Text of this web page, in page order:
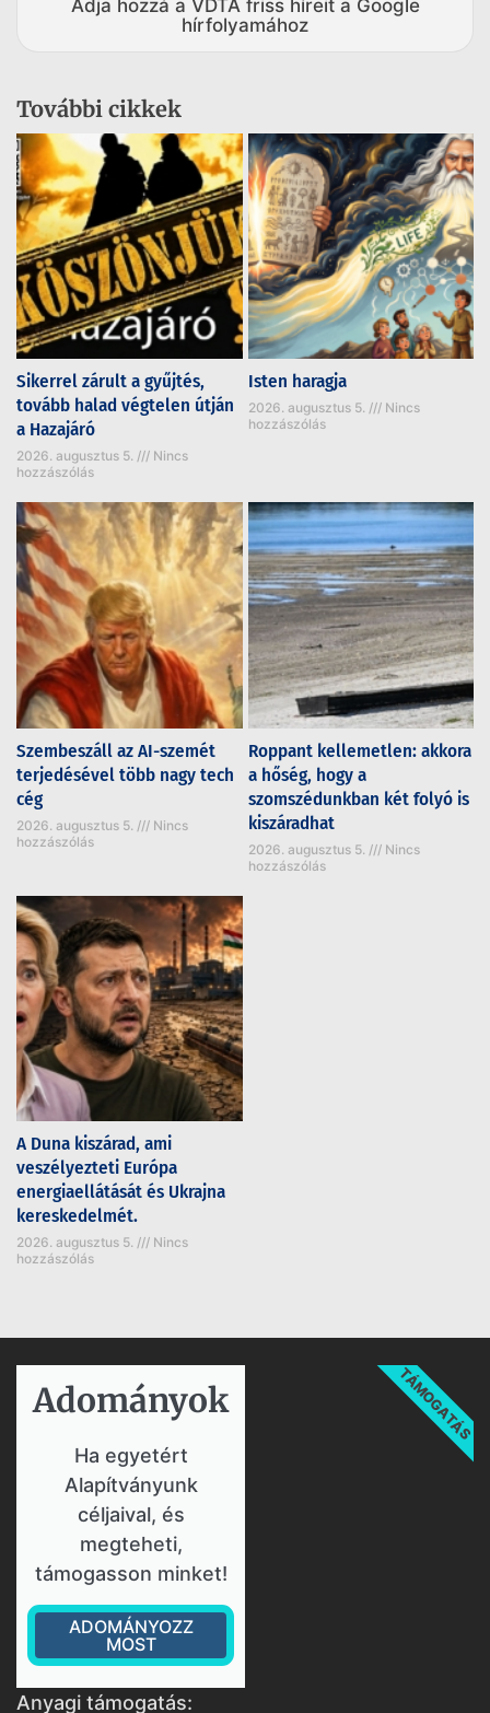
Adja hozzá a VDTA friss híreit a Google
hírfolyamához
További cikkek
Sikerrel zárult a gyűjtés,
tovább halad végtelen útján
a Hazajáró
2026. augusztus 5.
Nincs
hozzászólás
Isten haragja
2026. augusztus 5.
Nincs
hozzászólás
Szembeszáll az AI-szemét
terjedésével több nagy tech
cég
2026. augusztus 5.
Nincs
hozzászólás
Roppant kellemetlen: akkora
a hőség, hogy a
szomszédunkban két folyó is
kiszáradhat
2026. augusztus 5.
Nincs
hozzászólás
A Duna kiszárad, ami
veszélyezteti Európa
energiaellátását és Ukrajna
kereskedelmét.
2026. augusztus 5.
Nincs
hozzászólás
Adományok​
Ha egyetért
Alapítványunk
céljaival, és
megteheti,
támogasson minket!
ADOMÁNYOZZ
MOST
TÁMOGATÁS
Anyagi támogatás: